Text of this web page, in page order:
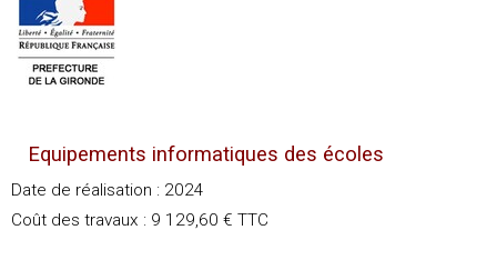
Equipements informatiques des écoles
Date de réalisation : 2024
Coût des travaux : 9 129,60 € TTC